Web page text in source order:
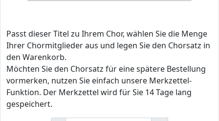
Passt dieser Titel zu Ihrem Chor, wählen Sie die Menge
Ihrer Chormitglieder aus und legen Sie den Chorsatz in
den Warenkorb.
Möchten Sie den Chorsatz für eine spätere Bestellung
vormerken, nutzen Sie einfach unsere Merkzettel-
Funktion. Der Merkzettel wird für Sie 14 Tage lang
gespeichert.